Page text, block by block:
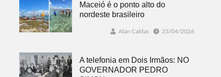
Maceió é o ponto alto do
nordeste brasileiro
Alan Caldas 23/04/2026
A telefonia em Dois Irmãos: NO
GOVERNADOR PEDRO